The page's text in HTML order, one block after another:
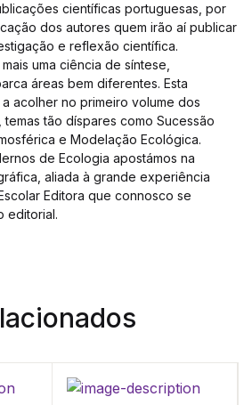
científicas portuguesas, por
dos autores quem irão aí publicar
e reflexão científica.
uma ciência de síntese,
áreas bem diferentes. Esta
acolher no primeiro volume dos
tão díspares como Sucessão
e Modelação Ecológica.
de Ecologia apostámos na
aliada à grande experiência
Editora que connosco se
editorial.